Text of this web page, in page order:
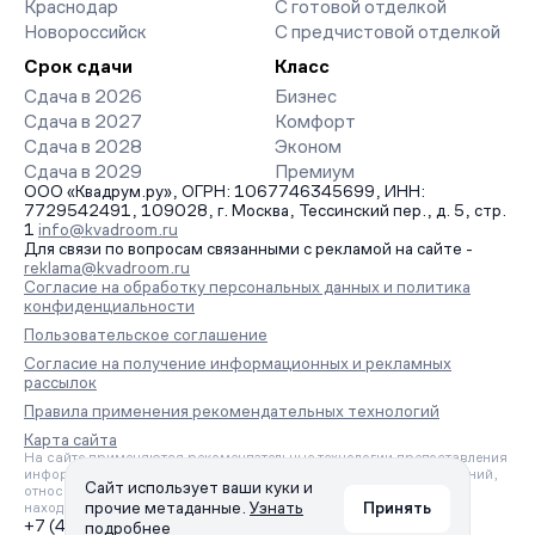
Краснодар
Новороссийск
С готовой отделкой
С предчистовой отделкой
Срок сдачи
Сдача в 2026
Сдача в 2027
Сдача в 2028
Сдача в 2029
Класс
Бизнес
Комфорт
Эконом
Премиум
ООО «Квадрум.ру», ОГРН: 1067746345699, ИНН:
7729542491, 109028, г. Москва, Тессинский пер., д. 5, стр.
1 info@kvadroom.ru
Для связи по вопросам связанными с рекламой на сайте -
reklama@kvadroom.ru
Согласие на обработку персональных данных и политика
конфиденциальности
Пользовательское соглашение
Согласие на получение информационных и рекламных
рассылок
Правила применения рекомендательных технологий
Карта сайта
На сайте применяются рекомендательные технологии предоставления
информации на основе сбора, систематизации и анализа сведений,
относящихся к предпочтениям пользователей сети «Интернет»,
находящихся на территории Российской Федерации.
+7 (495) 157-88-80
Сайт использует ваши куки и
прочие метаданные. Узнать
подробнее
Принять